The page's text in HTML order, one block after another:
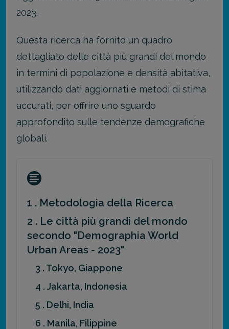
2023.
Questa ricerca ha fornito un quadro
dettagliato delle città più grandi del mondo
in termini di popolazione e densità abitativa,
utilizzando dati aggiornati e metodi di stima
accurati, per offrire uno sguardo
approfondito sulle tendenze demografiche
globali.
1 . Metodologia della Ricerca
2 . Le città più grandi del mondo
secondo "Demographia World
Urban Areas - 2023"
3 . Tokyo, Giappone
4 . Jakarta, Indonesia
5 . Delhi, India
6 . Manila, Filippine